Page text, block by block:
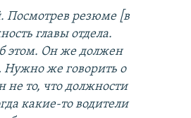
Посмотрев резюме [в
главы отдела.
этом. Он же должен
Нужно же говорить о
не то, что должности
какие-то водители